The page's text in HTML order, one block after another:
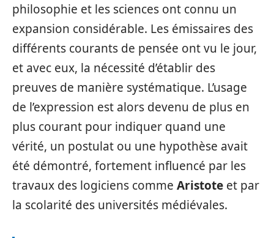
philosophie et les sciences ont connu un
expansion considérable. Les émissaires des
différents courants de pensée ont vu le jour,
et avec eux, la nécessité d’établir des
preuves de manière systématique. L’usage
de l’expression est alors devenu de plus en
plus courant pour indiquer quand une
vérité, un postulat ou une hypothèse avait
été démontré, fortement influencé par les
travaux des logiciens comme Aristote et par
la scolarité des universités médiévales.